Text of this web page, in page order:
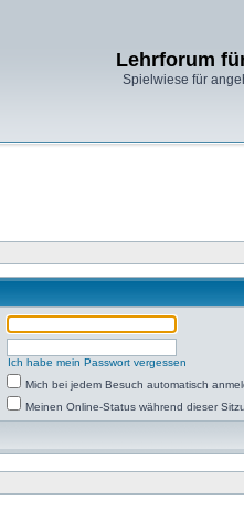
Lehrforum
Spielwiese für
Ich habe mein Passwort vergessen
Mich bei jedem Besuch automatisch
Meinen Online-Status während dieser